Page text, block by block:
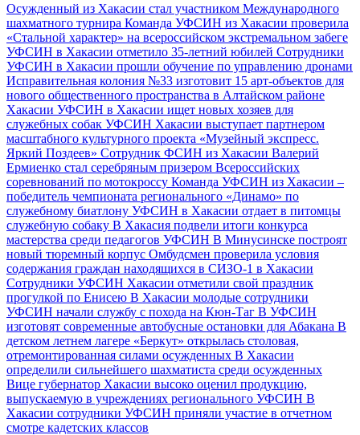
Осужденный из Хакасии стал участником Международного
шахматного турнира Команда УФСИН из Хакасии проверила
«Стальной характер» на всероссийском экстремальном забеге
УФСИН в Хакасии отметило 35-летний юбилей Сотрудники
УФСИН в Хакасии прошли обучение по управлению дронами
Исправительная колония №33 изготовит 15 арт-объектов для
нового общественного пространства в Алтайском районе
Хакасии УФСИН в Хакасии ищет новых хозяев для
служебных собак УФСИН Хакасии выступает партнером
масштабного культурного проекта «Музейный экспресс.
Яркий Поздеев» Сотрудник ФСИН из Хакасии Валерий
Ермиенко стал серебряным призером Всероссийских
соревнований по мотокроссу Команда УФСИН из Хакасии –
победитель чемпионата регионального «Динамо» по
служебному биатлону УФСИН в Хакасии отдает в питомцы
служебную собаку В Хакасия подвели итоги конкурса
мастерства среди педагогов УФСИН В Минусинске построят
новый тюремный корпус Омбудсмен проверила условия
содержания граждан находящихся в СИЗО-1 в Хакасии
Сотрудники УФСИН Хакасии отметили свой праздник
прогулкой по Енисею В Хакасии молодые сотрудники
УФСИН начали службу с похода на Кюн-Таг В УФСИН
изготовят современные автобусные остановки для Абакана В
детском летнем лагере «Беркут» открылась столовая,
отремонтированная силами осужденных В Хакасии
определили сильнейшего шахматиста среди осужденных
Вице губернатор Хакасии высоко оценил продукцию,
выпускаемую в учреждениях регионального УФСИН В
Хакасии сотрудники УФСИН приняли участие в отчетном
смотре кадетских классов